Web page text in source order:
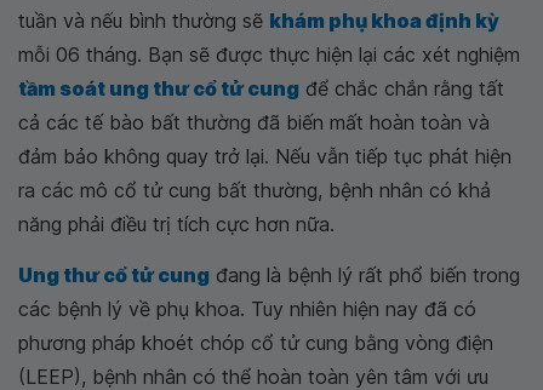
tuần và nếu bình thường sẽ khám phụ khoa định kỳ
mỗi 06 tháng. Bạn sẽ được thực hiện lại các xét nghiệm
tầm soát ung thư cổ tử cung để chắc chắn rằng tất
cả các tế bào bất thường đã biến mất hoàn toàn và
đảm bảo không quay trở lại. Nếu vẫn tiếp tục phát hiện
ra các mô cổ tử cung bất thường, bệnh nhân có khả
năng phải điều trị tích cực hơn nữa.
Ung thư cổ tử cung đang là bệnh lý rất phổ biến trong
các bệnh lý về phụ khoa. Tuy nhiên hiện nay đã có
phương pháp khoét chóp cổ tử cung bằng vòng điện
(LEEP), bệnh nhân có thể hoàn toàn yên tâm với ưu